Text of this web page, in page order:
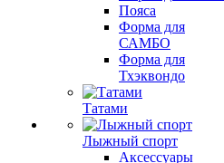
Пояса
Форма для
САМБО
Форма для
Тхэквондо
Татами
Лыжный спорт
Аксессуары